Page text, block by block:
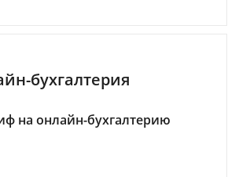
бухгалтерия
на онлайн-бухгалтерию